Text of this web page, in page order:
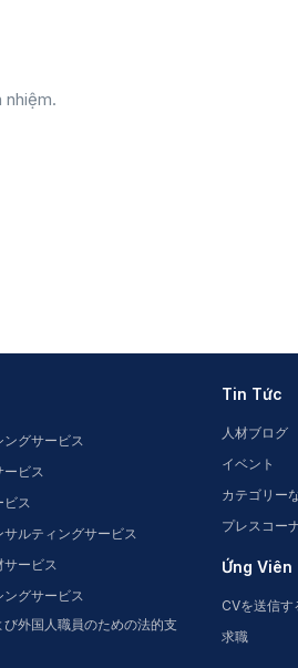
nhiệm.
ングサービス
ービス
ビス
ルティングサービス
サービス
グサービス
外国人職員のための法的支
Tin Tức
人材ブログ
イベント
カテゴリー
プレスコー
Ứng Viên
CVを送信す
求職